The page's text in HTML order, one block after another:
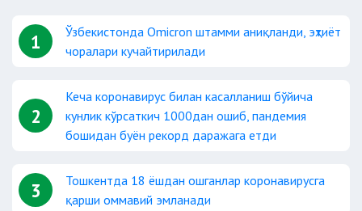
1
Ўзбекистонда Omicron штамми аниқланди, эҳтиёт
чоралари кучайтирилади
2
Кеча коронавирус билан касалланиш бўйича
кунлик кўрсаткич 1000дан ошиб, пандемия
бошидан буён рекорд даражага етди
3
Тошкентда 18 ёшдан ошганлар коронавирусга
қарши оммавий эмланади